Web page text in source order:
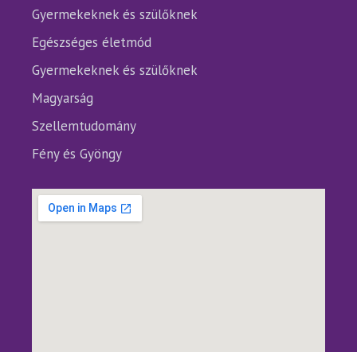
Gyermekeknek és szülőknek
Egészséges életmód
Gyermekeknek és szülőknek
Magyarság
Szellemtudomány
Fény és Gyöngy